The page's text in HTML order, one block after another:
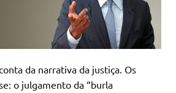
da narrativa da justiça. Os
o julgamento da “burla